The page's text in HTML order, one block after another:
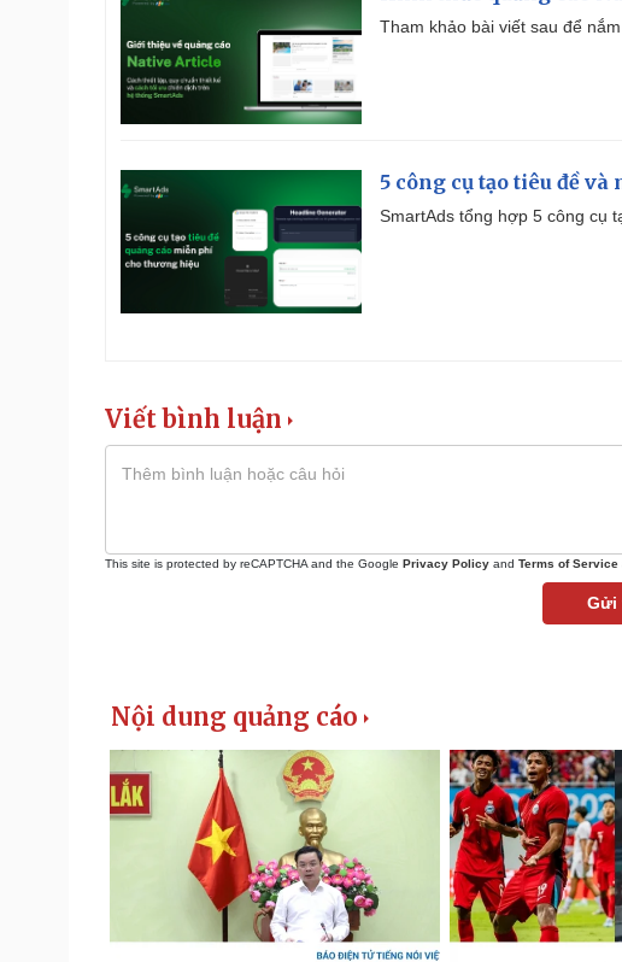
Tham khảo bài viết sau để
5 công cụ tạo tiêu đề
SmartAds tổng hợp 5 công cụ
Viết bình luận
This site is protected by reCAPTCHA and the Google Privacy Policy and Terms of Service
Gửi